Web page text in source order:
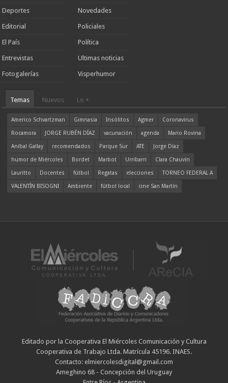
Deportes
Editorial
El País
Entrevistas
Fotogalerías
Novedades
Policiales
Política
Ultimas noticias
Visperhumor
Temas Nuevos Lo +
Americo Schvartzman Gimnasia Insólitos Agmer
Coronavirus
Rocamora
JORGE RUBÉN DÍAZ vacunación agenda
Mario Rovina
Aníbal Gallay
recomendados Parque Sur ATE
Jorge Díaz
humor de Miércoles
Bordet Marbot Urribarri
Clara Chauvín
Lauritto
Docentes fútbol Regatas elecciones
TORNEO FEDERAL A
VALENTÍN BISOGNI
Ambiente fútbol local cine San Martín
Editado por la Cooperativa El Miércoles Comunicación y Cultura
Cooperativa de Trabajo Ltda. Matrícula 45196. INAES.
Contacto: elmiercolesdigital@gmail.com
Ameghino 68 - Concepción del Uruguay